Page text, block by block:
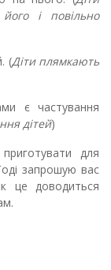
і повільно
(Діти плямкають
є частування
дітей)
для
запрошую вас
це доводиться